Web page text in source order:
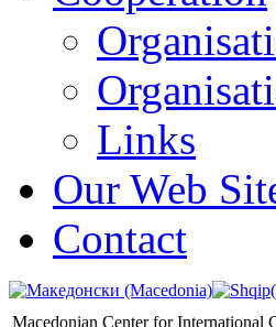
Links
Our Web
Contact
Macedonian Center for International